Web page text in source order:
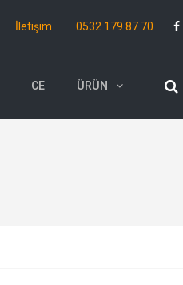
İletişim 0532 179 87 70
CE ÜRÜN